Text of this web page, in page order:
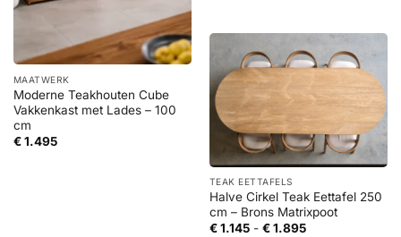
MAATWERK
Moderne Teakhouten Cube
Vakkenkast met Lades – 100
cm
€1.495
TEAK EETTAFELS
Halve Cirkel Teak Eettafel 250
cm – Brons Matrixpoot
€1.145 - €1.895Prijsklasse: